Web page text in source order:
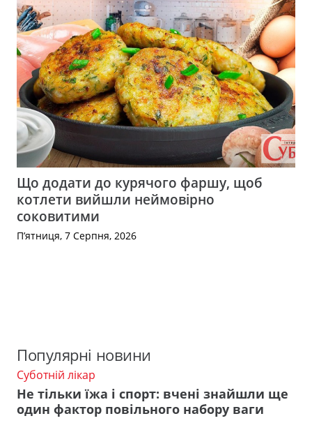
Що додати до курячого фаршу, щоб
котлети вийшли неймовірно
соковитими
П’ятниця, 7 Серпня, 2026
Популярні новини
Суботній лікар
Не тільки їжа і спорт: вчені знайшли ще
один фактор повільного набору ваги